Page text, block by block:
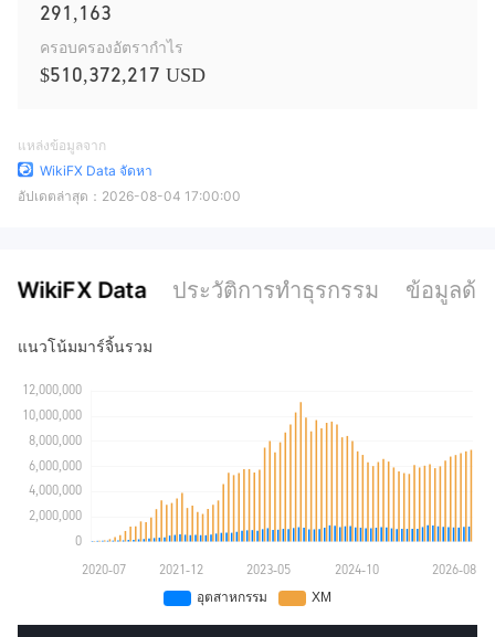
291,163
ครอบครองอัตรากำไร
$510,372,217 USD
แหล่งข้อมูลจาก
WikiFX Data จัดหา
อัปเดตล่าสุด： 2026-08-04 17:00:00
WikiFX Data ประวัติการทำธุรกรรม ข้อมูลด้า
แนวโน้มมาร์จิ้นรวม